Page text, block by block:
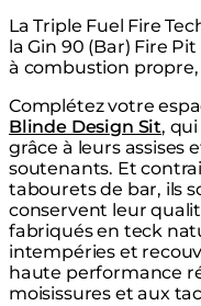
La Triple Fuel Fire
la Gin 90 (Bar) Fire
à combustion
Complétez votre
Blinde Design Sit,
grâce à leurs assises
soutenants. Et
tabourets de bar, ils
conservent leur
fabriqués en teck
intempéries et
haute performance
moisissures et aux